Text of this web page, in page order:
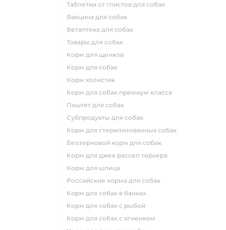
таблетки от глистов для собак
вакцина для собак
ветаптека для собак
товары для собак
корм для щенков
корм для собак
корм холистик
корм для собак премиум класса
паштет для собак
субпродукты для собак
корм для стерилизованных собак
беззерновой корм для собак
корм для джек рассел терьера
корм для шпица
российские корма для собак
корм для собак в банках
корм для собак с рыбой
корм для собак с ягненком